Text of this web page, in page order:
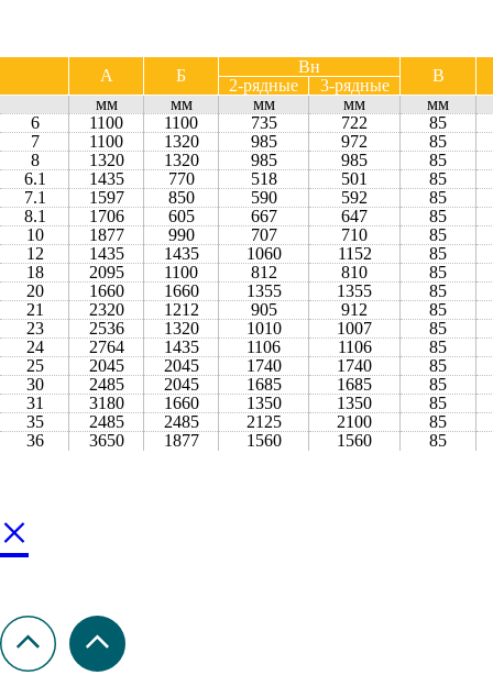
А Б Вн В
2-рядные
3-рядные
мм
мм мм мм
мм
6
1100 1100 735 722
85
7
1100 1320 985 972
85
8
1320 1320 985 985
85
6.1
1435 770 518 501
85
7.1
1597 850 590 592
85
8.1
1706 605 667 647
85
10
1877 990 707 710
85
12
1435 1435 1060 1152
85
18
2095 1100 812 810
85
20
1660 1660 1355 1355
85
21
2320 1212 905 912
85
23
2536 1320 1010 1007
85
24
2764 1435 1106 1106
85
25
2045 2045 1740 1740
85
30
2485 2045 1685 1685
85
31
3180 1660 1350 1350
85
35
2485 2485 2125 2100
85
36
3650 1877 1560 1560 85
×